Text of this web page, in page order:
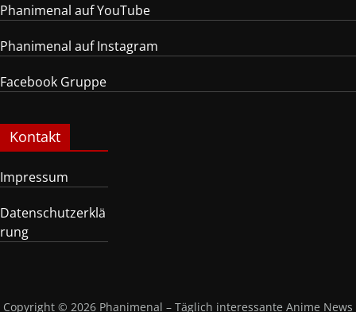
Phanimenal auf YouTube
Phanimenal auf Instagram
Facebook Gruppe
Kontakt
Impressum
Datenschutzerklä
rung
Copyright © 2026 Phanimenal – Täglich interessante Anime News